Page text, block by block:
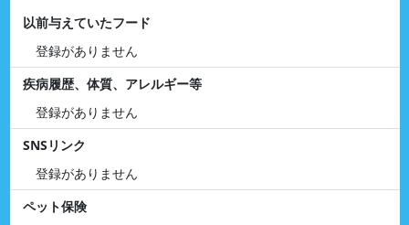
以前与えていたフード
登録がありません
疾病履歴、体質、アレルギー等
登録がありません
SNSリンク
登録がありません
ペット保険